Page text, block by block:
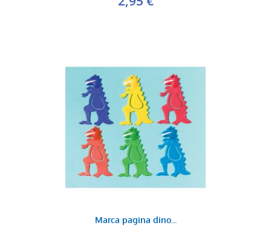
Pistola de agua
0,35 €
AÑADIR AL CARRITO
Marca pagina dino...